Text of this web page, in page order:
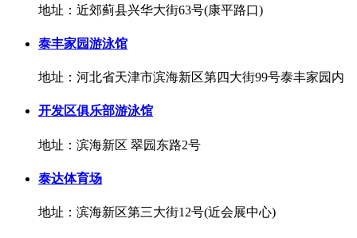
地址：近郊蓟县兴华大街63号(康平路口)
泰丰家园游泳馆
地址：河北省天津市滨海新区第四大街99号泰丰家园内
开发区俱乐部游泳馆
地址：滨海新区 翠园东路2号
泰达体育场
地址：滨海新区第三大街12号(近会展中心)